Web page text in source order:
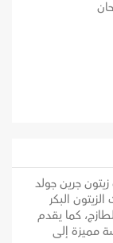
جرين جولد
البكر
كما يقدم
مميزة إلى